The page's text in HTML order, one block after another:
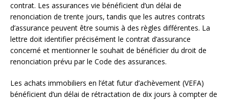
contrat. Les assurances vie bénéficient d’un délai de
renonciation de trente jours, tandis que les autres contrats
d’assurance peuvent être soumis à des règles différentes. La
lettre doit identifier précisément le contrat d’assurance
concerné et mentionner le souhait de bénéficier du droit de
renonciation prévu par le Code des assurances.
Les achats immobiliers en l’état futur d’achèvement (VEFA)
bénéficient d’un délai de rétractation de dix jours à compter de